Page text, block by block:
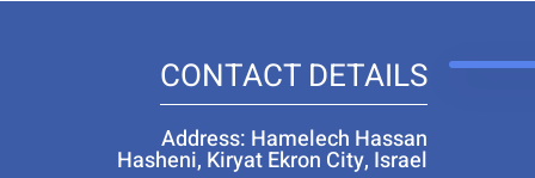
CONTACT DETAILS
Address: Hamelech Hassan
Hasheni, Kiryat Ekron City, Israel